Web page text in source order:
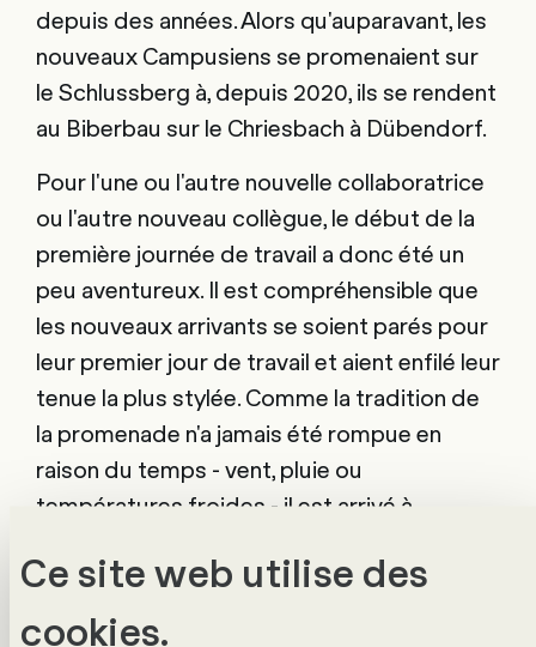
Ce site web utilise des
cookies.
depuis des années. Alors qu'auparavant, les
nouveaux Campusiens se promenaient sur
le Schlussberg à, depuis 2020, ils se rendent
au Biberbau sur le Chriesbach à Dübendorf.
Pour l'une ou l'autre nouvelle collaboratrice
ou l'autre nouveau collègue, le début de la
première journée de travail a donc été un
peu aventureux. Il est compréhensible que
les nouveaux arrivants se soient parés pour
leur premier jour de travail et aient enfilé leur
tenue la plus stylée. Comme la tradition de
la promenade n'a jamais été rompue en
raison du temps - vent, pluie ou
températures froides - il est arrivé à
collaborateurs doivent se battre contre les
intempéries en talons hauts, en chaussures